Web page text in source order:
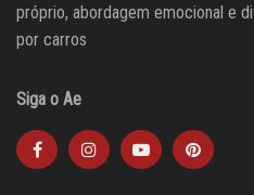
próprio, abordagem emocional e
por carros
Siga o Ae